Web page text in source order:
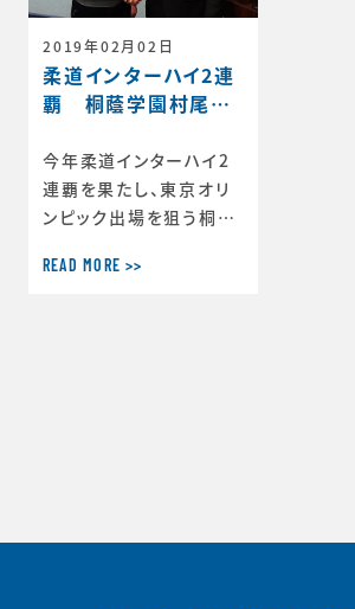
2019年02月02日
柔道インターハイ2連
覇 桐蔭学園村尾選
今年柔道インターハイ2
連覇を果たし、東京オリ
ンピック出場を狙う桐蔭
君と、授業内で公開対談
READ MORE >>